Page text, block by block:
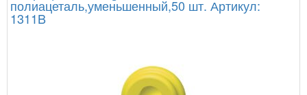
полиацеталь,уменьшенный,50 шт. Артикул:
1311B